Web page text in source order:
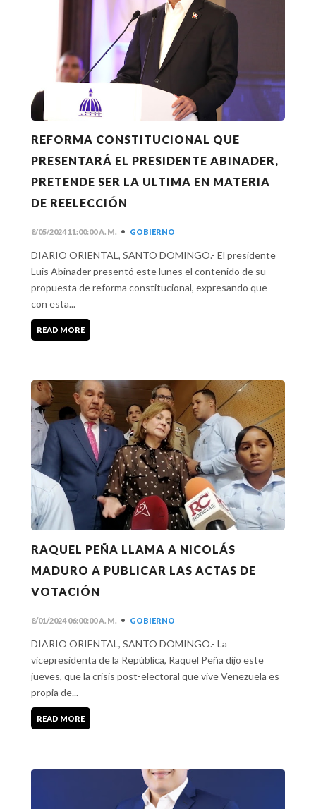
REFORMA CONSTITUCIONAL QUE
PRESENTARÁ EL PRESIDENTE ABINADER,
PRETENDE SER LA ULTIMA EN MATERIA
DE REELECCIÓN
8/05/2024 11:00:00 A. M. • GOBIERNO
DIARIO ORIENTAL, SANTO DOMINGO.- El presidente
Luis Abinader presentó este lunes el contenido de su
propuesta de reforma constitucional, expresando que
con esta...
READ MORE
RAQUEL PEÑA LLAMA A NICOLÁS
MADURO A PUBLICAR LAS ACTAS DE
VOTACIÓN
8/01/2024 06:00:00 A. M. • GOBIERNO
DIARIO ORIENTAL, SANTO DOMINGO.- La
vicepresidenta de la República, Raquel Peña dijo este
jueves, que la crisis post-electoral que vive Venezuela es
propia de...
READ MORE